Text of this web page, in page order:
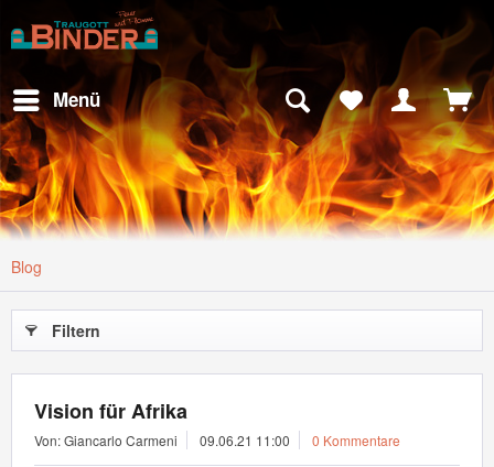
Menü
Blog
Filtern
Vision für Afrika
Von: Giancarlo Carmeni 09.06.21 11:00 0 Kommentare